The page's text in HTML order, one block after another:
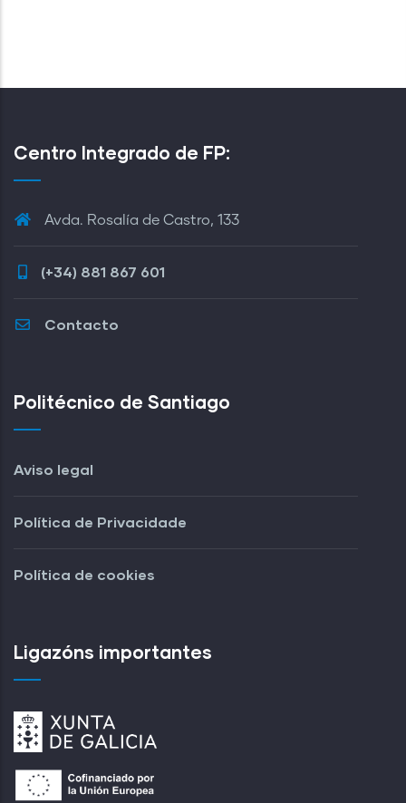
Centro Integrado de FP:
Avda. Rosalía de Castro, 133
(+34) 881 867 601
Contacto
Politécnico de Santiago
Aviso legal
Política de Privacidade
Política de cookies
Ligazóns importantes